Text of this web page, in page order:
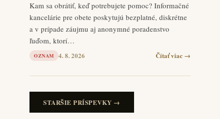
Kam sa obrátiť, keď potrebujete pomoc? Informačné
kancelárie pre obete poskytujú bezplatné, diskrétne
a v prípade záujmu aj anonymné poradenstvo
ľuďom, ktorí…
OZNAM 4. 8. 2026 Čítať viac →
STARŠIE PRÍSPEVKY →